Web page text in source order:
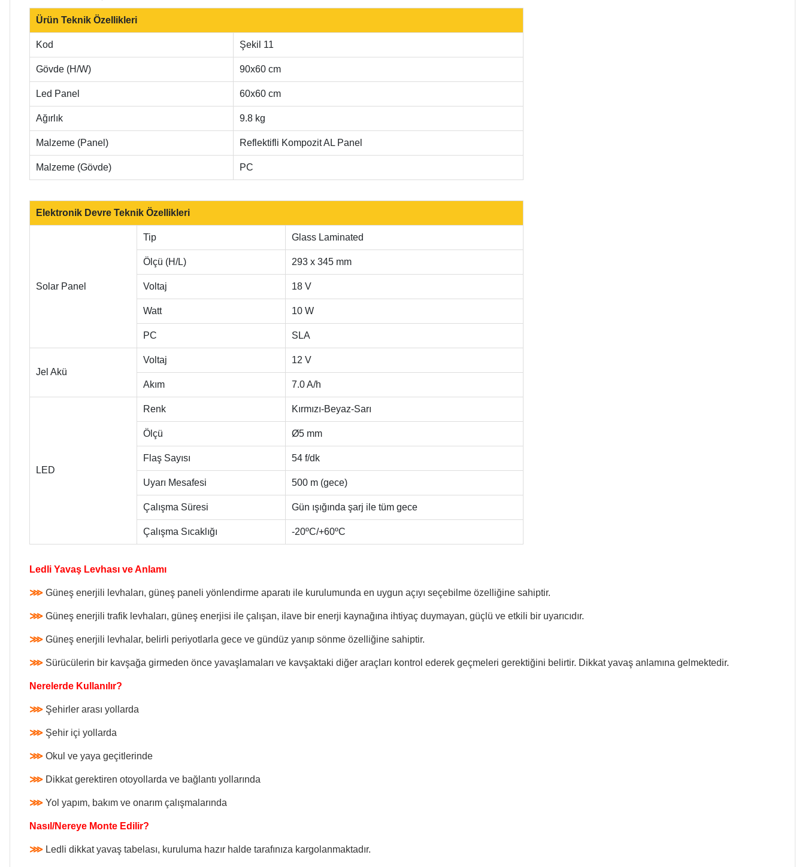
Ürün Teknik Özellikleri
Kod Şekil 11
Gövde (H/W) 90x60 cm
Led Panel 60x60 cm
Ağırlık 9.8 kg
Malzeme (Panel) Reflektifli Kompozit AL Panel
Malzeme (Gövde) PC
Elektronik Devre Teknik Özellikleri
Solar Panel
Tip Glass Laminated
Ölçü (H/L) 293 x 345 mm
Voltaj 18 V
Watt 10 W
PC SLA
Jel Akü
Voltaj 12 V
Akım 7.0 A/h
LED
Renk Kırmızı-Beyaz-Sarı
Ölçü Ø5 mm
Flaş Sayısı 54 f/dk
Uyarı Mesafesi 500 m (gece)
Çalışma Süresi Gün ışığında şarj ile tüm gece
Çalışma Sıcaklığı -20ºC/+60ºC
Ledli Yavaş Levhası ve Anlamı
⋙ Güneş enerjili levhaları, güneş paneli yönlendirme aparatı ile kurulumunda en uygun açıyı seçebilme özelliğine sahiptir.
⋙ Güneş enerjili trafik levhaları, güneş enerjisi ile çalışan, ilave bir enerji kaynağına ihtiyaç duymayan, güçlü ve etkili bir uyarıcıdır.
⋙ Güneş enerjili levhalar, belirli periyotlarla gece ve gündüz yanıp sönme özelliğine sahiptir.
⋙ Sürücülerin bir kavşağa girmeden önce yavaşlamaları ve kavşaktaki diğer araçları kontrol ederek geçmeleri gerektiğini belirtir. Dikkat yavaş anlamına gelmektedir.
Nerelerde Kullanılır?
⋙ Şehirler arası yollarda
⋙ Şehir içi yollarda
⋙ Okul ve yaya geçitlerinde
⋙ Dikkat gerektiren otoyollarda ve bağlantı yollarında
⋙ Yol yapım, bakım ve onarım çalışmalarında
Nasıl/Nereye Monte Edilir?
⋙ Ledli dikkat yavaş tabelası, kuruluma hazır halde tarafınıza kargolanmaktadır.